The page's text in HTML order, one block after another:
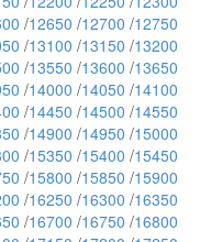
/12650 /12700 /12750
/13100 /13150 /13200
/13550 /13600 /13650
/14000 /14050 /14100
/14450 /14500 /14550
/14900 /14950 /15000
/15350 /15400 /15450
/15800 /15850 /15900
/16250 /16300 /16350
/16700 /16750 /16800